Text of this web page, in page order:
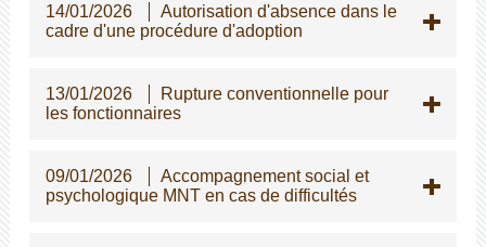
14/01/2026
Autorisation d'absence dans le
cadre d'une procédure d'adoption
13/01/2026
Rupture conventionnelle pour
les fonctionnaires
09/01/2026
Accompagnement social et
psychologique MNT en cas de difficultés